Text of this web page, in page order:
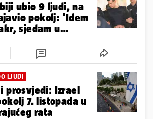
na
pokolj: 'Idem
sjedam u
LJUDI
prosvjedi: Izrael
7. listopada u
rata